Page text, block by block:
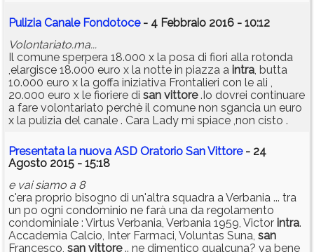
Pulizia Canale Fondotoce- 4 Febbraio 2016 - 10:12
Volontariato.ma...
Il comune sperpera 18.000 x la posa di fiori alla rotonda
,elargisce 18.000 euro x la notte in piazza a intra, butta
10.000 euro x la goffa iniziativa Frontalieri con le ali ,
20.000 euro x le fioriere di san vittore.Io dovrei continuare
a fare volontariato perchè il comune non sgancia un euro
x la pulizia del canale . Cara Lady mi spiace ,non cisto .
Presentata la nuova ASD Oratorio San Vittore- 24
Agosto 2015 - 15:18
e vai siamo a 8
c'era proprio bisogno di un'altra squadra a Verbania ... tra
un po ogni condominio ne farà una da regolamento
condominiale : Virtus Verbania, Verbania 1959, Victor intra.
Accademia Calcio, Inter Farmaci, Voluntas Suna, san
Francesco, san vittore.. ne dimentico qualcuna? va bene